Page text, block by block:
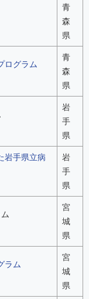
青
森
県
ログラム
青
森
県
岩
手
県
岩手県立病
岩
手
県
宮
城
県
ラム
宮
城
県